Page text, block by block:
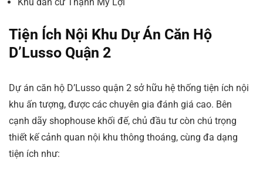
Tiện Ích Nội Khu Dự Án Căn Hộ
D’Lusso Quận 2
Dự án căn hộ D’Lusso quận 2 sở hữu hệ thống tiện ích nội
khu ấn tượng, được các chuyên gia đánh giá cao. Bên
cạnh dãy shophouse khối đế, chủ đầu tư còn chú trọng
thiết kế cảnh quan nội khu thông thoáng, cùng đa dạng
tiện ích như: